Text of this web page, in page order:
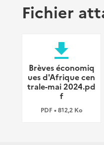
Fichier
file_download
Brèves économiq
ues d'Afrique cen
trale-mai 2024.pd
f
PDF • 812,2 Ko